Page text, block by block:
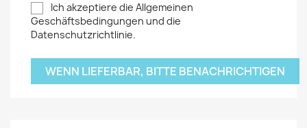
Ich akzeptiere die Allgemeinen
Geschäftsbedingungen und die
Datenschutzrichtlinie.
WENN LIEFERBAR, BITTE BENACHRICHTIGEN